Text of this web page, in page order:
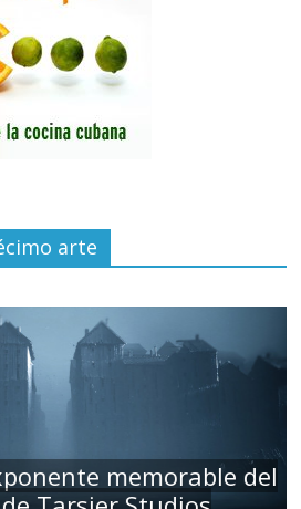
arte
memorable del